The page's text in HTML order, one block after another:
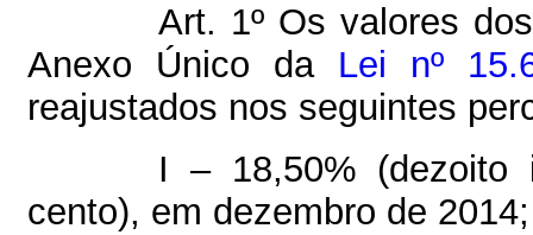
Art. 1º Os valores
Anexo Único da Lei nº
reajustados nos seguintes
I – 18,50% (dezoito
cento), em dezembro de 2014;